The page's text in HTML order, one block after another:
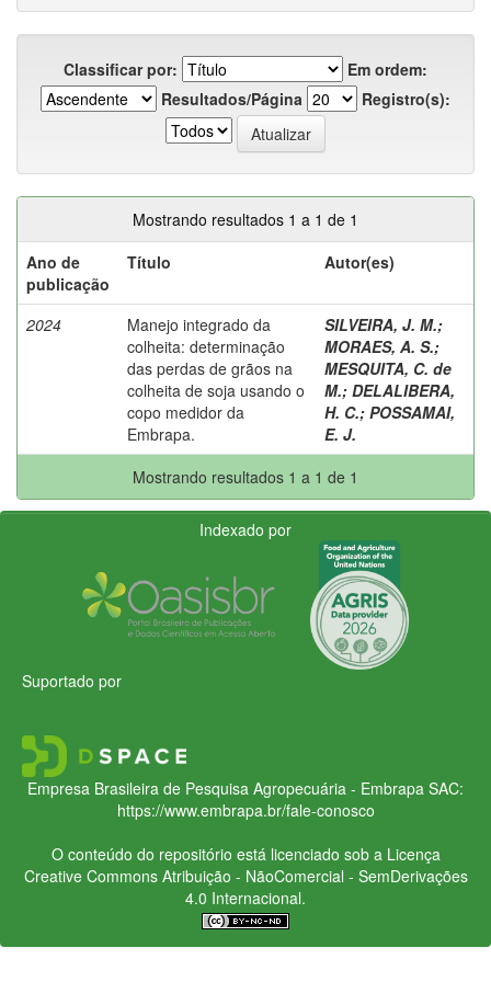
Classificar por:
Em ordem:
Resultados/Página
Registro(s):
Mostrando resultados 1 a 1 de 1
Ano de
publicação
Título Autor(es)
2024
Manejo integrado da
colheita: determinação
das perdas de grãos na
colheita de soja usando o
copo medidor da
Embrapa.
SILVEIRA, J. M.;
MORAES, A. S.;
MESQUITA, C. de
M.; DELALIBERA,
H. C.; POSSAMAI,
E. J.
Mostrando resultados 1 a 1 de 1
Indexado por
Suportado por
Empresa Brasileira de Pesquisa Agropecuária - Embrapa SAC:
https://www.embrapa.br/fale-conosco
O conteúdo do repositório está licenciado sob a Licença
Creative CommonsAtribuição - NãoComercial - SemDerivações
4.0 Internacional.